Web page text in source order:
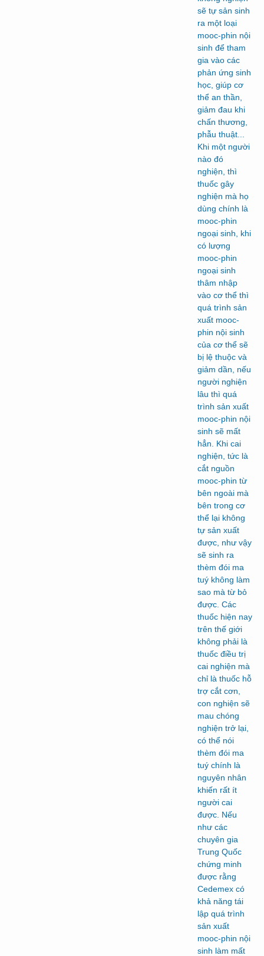
sẽ tự sản sinh
ra một loại
mooc-phin nội
sinh để tham
gia vào các
phản ứng sinh
học, giúp cơ
thể an thần,
giảm đau khi
chấn thương,
phẫu thuật...
Khi một người
nào đó
nghiện, thì
thuốc gây
nghiện mà họ
dùng chính là
mooc-phin
ngoại sinh, khi
có lượng
mooc-phin
ngoại sinh
thâm nhập
vào cơ thể thì
quá trình sản
xuất mooc-
phin nội sinh
của cơ thể sẽ
bị lệ thuộc và
giảm dần, nếu
người nghiện
lâu thì quá
trình sản xuất
mooc-phin nội
sinh sẽ mất
hẳn. Khi cai
nghiện, tức là
cắt nguồn
mooc-phin từ
bên ngoài mà
bên trong cơ
thể lại không
tự sản xuất
được, như vậy
sẽ sinh ra
thèm đói ma
tuý không làm
sao mà từ bỏ
được. Các
thuốc hiện nay
trên thế giới
không phải là
thuốc điều trị
cai nghiện mà
chỉ là thuốc hỗ
trợ cắt cơn,
con nghiện sẽ
mau chóng
nghiện trở lại,
có thể nói
thèm đói ma
tuý chính là
nguyên nhân
khiến rất ít
người cai
được. Nếu
như các
chuyên gia
Trung Quốc
chứng minh
được rằng
Cedemex có
khả năng tái
lập quá trình
sản xuất
mooc-phin nội
sinh làm mất